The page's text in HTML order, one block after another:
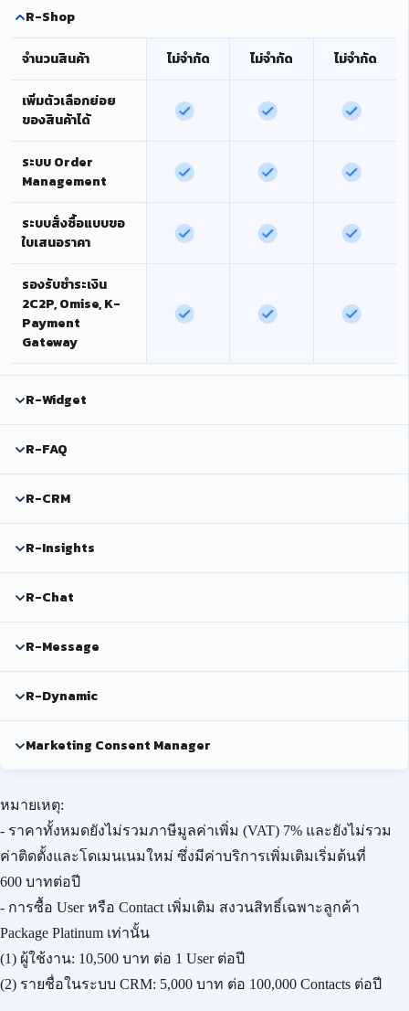
R-Shop
จำนวนสินค้า ไม่จำกัด ไม่จำกัด ไม่จำกัด
เพิ่มตัวเลือกย่อย
ของสินค้าได้
ระบบ Order
Management
ระบบสั่งซื้อแบบขอ
ใบเสนอราคา
รองรับชำระเงิน
2C2P, Omise, K-
Payment
Gateway
R-Widget
R-FAQ
R-CRM
R-Insights
R-Chat
R-Message
R-Dynamic
Marketing Consent Manager
หมายเหตุ:
- ราคาทั้งหมดยังไม่รวมภาษีมูลค่าเพิ่ม (VAT) 7% และยังไม่รวม
ค่าติดตั้งและโดเมนเนมใหม่ ซึ่งมีค่าบริการเพิ่มเติมเริ่มต้นที่
600 บาทต่อปี
- การซื้อ User หรือ Contact เพิ่มเติม สงวนสิทธิ์เฉพาะลูกค้า
Package Platinum เท่านั้น
(1) ผู้ใช้งาน: 10,500 บาท ต่อ 1 User ต่อปี
(2) รายชื่อในระบบ CRM: 5,000 บาท ต่อ 100,000 Contacts ต่อปี